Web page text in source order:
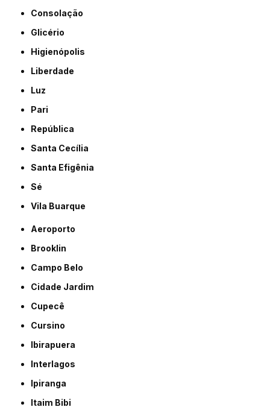
Consolação
Glicério
Higienópolis
Liberdade
Luz
Pari
República
Santa Cecília
Santa Efigênia
Sé
Vila Buarque
Aeroporto
Brooklin
Campo Belo
Cidade Jardim
Cupecê
Cursino
Ibirapuera
Interlagos
Ipiranga
Itaim Bibi